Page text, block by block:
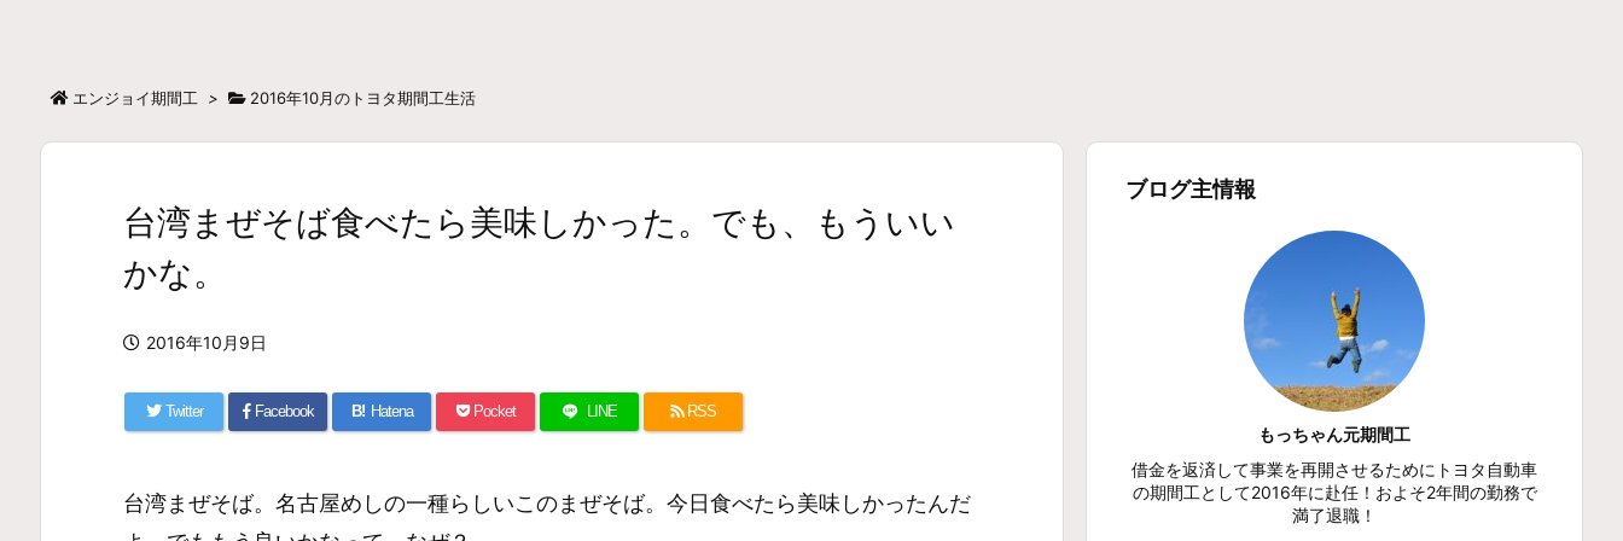
エンジョイ期間工 > 2016年10月のトヨタ期間工生活
台湾まぜそば食べたら美味しかった。でも、もういい
かな。
2016年10月9日
Twitter Facebook B! Hatena Pocket LINE RSS
台湾まぜそば。名古屋めしの一種らしいこのまぜそば。今日食べたら美味しかったんだ
ブログ主情報
もっちゃん元期間工
借金を返済して事業を再開させるためにトヨタ自動車
の期間工として2016年に赴任！およそ2年間の勤務で
満了退職！